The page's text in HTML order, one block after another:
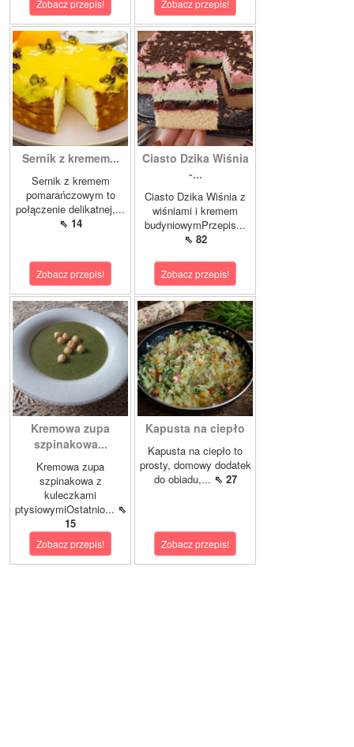
Zobacz przepis! Zobacz przepis!
Sernik z kremem...
Sernik z kremem
pomarańczowym to
połączenie delikatnej,...
⇖ 14
Zobacz przepis!
Ciasto Dzika Wiśnia
-...
Ciasto Dzika Wiśnia z
wiśniami i kremem
budyniowymPrzepis...
⇖ 82
Zobacz przepis!
Kremowa zupa
szpinakowa...
Kremowa zupa
szpinakowa z
kuleczkami
ptysiowymiOstatnio... ⇖
15
Zobacz przepis!
Kapusta na ciepło
Kapusta na ciepło to
prosty, domowy dodatek
do obiadu,... ⇖ 27
Zobacz przepis!